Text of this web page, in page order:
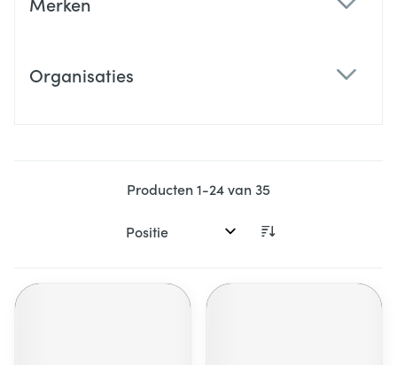
Organisaties
Producten1-24van35
Sorteer op: